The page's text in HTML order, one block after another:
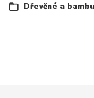
Dřevěné a